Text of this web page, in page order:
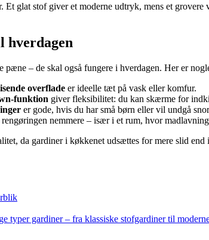
Et glat stof giver et moderne udtryk, mens et
hverdagen
– de skal også fungere i hverdagen. Her er
overflade er ideelle tæt på vask eller komfur.
funktion giver fleksibilitet: du kan skærme for
er gode, hvis du har små børn eller vil undgå
rengøringen nemmere – især i et rum, hvor
da gardiner i køkkenet udsættes for mere slid end
typer gardiner – fra klassiske stofgardiner til